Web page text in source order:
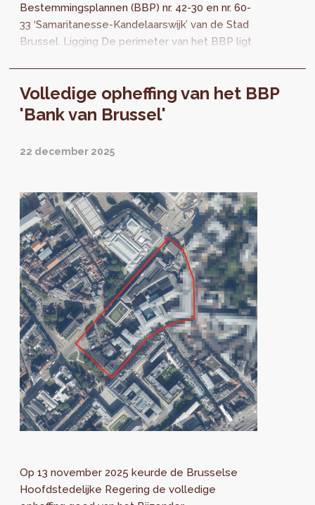
Bestemmingsplannen (BBP) nr. 42-30 en nr. 60-
33 ‘Samaritanesse-Kandelaarswijk’ van de Stad
Brussel. Ligging De perimeter van het BBP ligt
Volledige opheffing van het BBP
'Bank van Brussel'
22 december 2025
Op 13 november 2025 keurde de Brusselse
Hoofdstedelijke Regering de volledige